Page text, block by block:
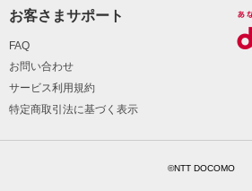
お客さまサポート
FAQ
お問い合わせ
サービス利用規約
特定商取引法に基づく表示
©NTT DOCOMO